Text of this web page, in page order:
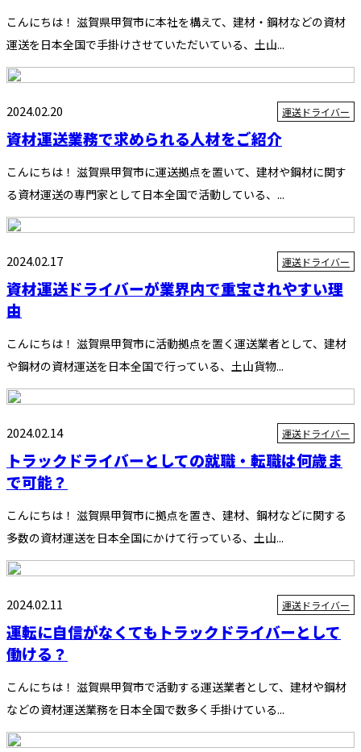
こんにちは！ 滋賀県甲賀市に本社を構えて、建材・鋼材などの資材
運送を日本全国で手掛けさせていただいている、土山...
2024.02.20 運送ドライバー
資材運送業務で求められる人材をご紹介
こんにちは！ 滋賀県甲賀市に運送拠点を置いて、建材や鋼材に関す
る資材運送の専門家として日本全国で活動している、...
2024.02.17 運送ドライバー
資材運送ドライバーが業界内で重宝されやすい理
由
こんにちは！ 滋賀県甲賀市に活動拠点を置く運送業者として、建材
や鋼材の資材運送を日本全国で行っている、土山貨物...
2024.02.14 運送ドライバー
トラックドライバーとしての就職・転職は何歳ま
で可能？
こんにちは！ 滋賀県甲賀市に拠点を置き、建材、鋼材などに関する
多数の資材運送を日本全国にかけて行っている、土山...
2024.02.11 運送ドライバー
運転に自信がなくてもトラックドライバーとして
働ける？
こんにちは！ 滋賀県甲賀市で活動する運送業者として、建材や鋼材
などの資材運送業務を日本全国で数多く手掛けている...